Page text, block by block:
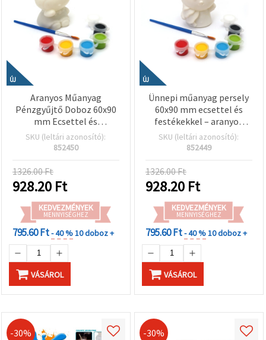
ÚJ
Aranyos Műanyag
Pénzgyűjtő Doboz 60x90
mm Ecsettel és
Festékekkel – Cuki Nyuszi
Mintázat Gyerekeknek
SKU (leltári azonosító):
852450
1326.00 Ft
928.20 Ft
KEDVEZMÉNYEK
MENNYISÉGHEZ
795.60 Ft- 40 %10 doboz +
VÁSÁROL
ÚJ
Ünnepi műanyag persely
60x90 mm ecsettel és
festékekkel – aranyos
maci karácsonyfával,
gyerekeknek, kreatív
SKU (leltári azonosító):
852449
1326.00 Ft
928.20 Ft
KEDVEZMÉNYEK
MENNYISÉGHEZ
795.60 Ft- 40 %10 doboz +
VÁSÁROL
-30% -30%